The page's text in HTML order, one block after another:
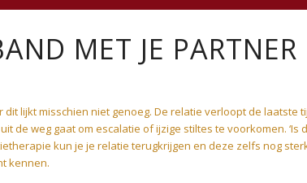
MET JE
dit lijkt misschien niet genoeg. De relatie verloopt de
de weg gaat om escalatie of ijzige stiltes te voorkomen.
kun je je relatie terugkrijgen en deze zelfs nog
kennen.